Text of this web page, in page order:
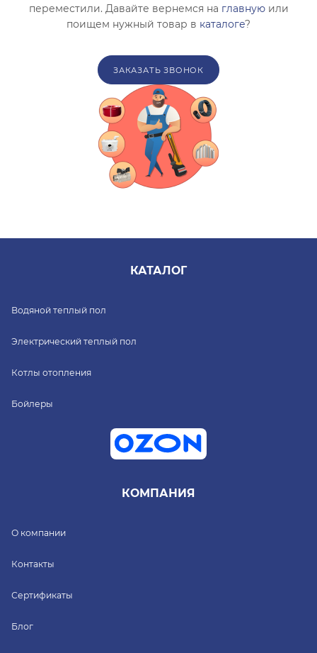
переместили. Давайте вернемся на главнуюили
поищем нужный товар в каталоге?
ЗАКАЗАТЬ ЗВОНОК
КАТАЛОГ
Водяной теплый пол
Электрический теплый пол
Котлы отопления
Бойлеры
КОМПАНИЯ
О компании
Контакты
Сертификаты
Блог